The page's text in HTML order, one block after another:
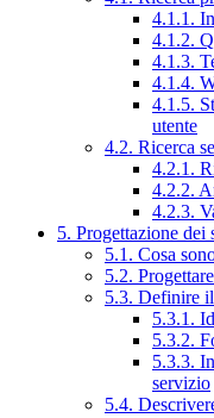
4.1.1.
4.1.2.
4.1.3.
4.1.4.
4.1.5.
utente
4.2. Ricerca
4.2.1.
4.2.2.
4.2.3.
5. Progettazione dei
5.1. Cosa
5.2.
5.3. Definire
5.3.1.
5.3.2.
5.3.3.
servizio
5.4.